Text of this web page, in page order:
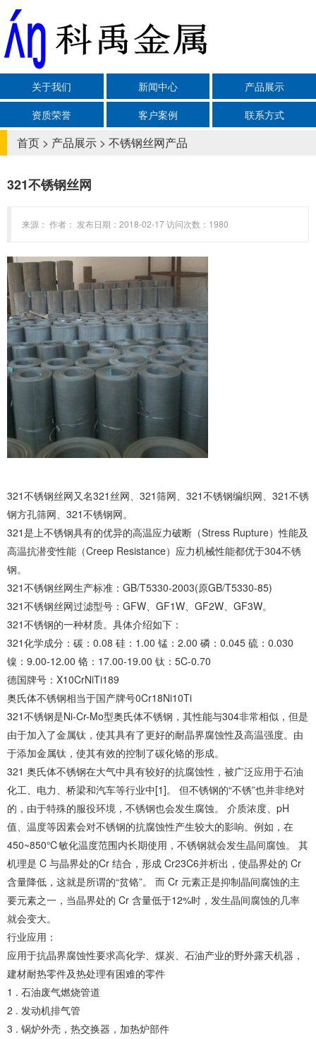
关于我们 新闻中心
产品展示
资质荣誉
客户案例 联系方式
首页 > 产品展示 > 不锈钢丝网产品
321不锈钢丝网
来源： 作者： 发布日期：2018-02-17 访问次数：1980
321不锈钢丝网又名321丝网、321筛网、321不锈钢编织网、321不锈
钢方孔筛网、321不锈钢网。
321是上不锈钢具有的优异的高温应力破断（Stress Rupture）性能及
高温抗潜变性能（Creep Resistance）应力机械性能都优于304不锈
钢。
321不锈钢丝网生产标准：GB/T5330-2003(原GB/T5330-85)
321不锈钢丝网过滤型号：GFW、GF1W、GF2W、GF3W。
321不锈钢的一种材质。具体介绍如下：
321化学成分：碳：0.08 硅：1.00 锰：2.00 磷：0.045 硫：0.030
镍：9.00-12.00 铬：17.00-19.00 钛：5C-0.70
德国牌号：X10CrNiTi189
奥氏体不锈钢相当于国产牌号0Cr18Ni10Ti
321不锈钢是Ni-Cr-Mo型奥氏体不锈钢，其性能与304非常相似，但是
由于加入了金属钛，使其具有了更好的耐晶界腐蚀性及高温强度。由
于添加金属钛，使其有效的控制了碳化铬的形成。
321 奥氏体不锈钢在大气中具有较好的抗腐蚀性，被广泛应用于石油
化工、电力、桥梁和汽车等行业中[1]。 但不锈钢的“不锈”也并非绝对
的，由于特殊的服役环境，不锈钢也会发生腐蚀。 介质浓度、pH
值、温度等因素会对不锈钢的抗腐蚀性产生较大的影响。例如，在
450~850℃敏化温度范围内长期使用，不锈钢就会发生晶间腐蚀。 其
机理是 C 与晶界处的Cr 结合，形成 Cr23C6并析出，使晶界处的 Cr
含量降低，这就是所谓的“贫铬”。 而 Cr 元素正是抑制晶间腐蚀的主
要元素之一，当晶界处的 Cr 含量低于12%时，发生晶间腐蚀的几率
就会变大。
行业应用：
应用于抗晶界腐蚀性要求高化学、煤炭、石油产业的野外露天机器，
建材耐热零件及热处理有困难的零件
1 . 石油废气燃烧管道
2 . 发动机排气管
3 . 锅炉外壳，热交换器，加热炉部件